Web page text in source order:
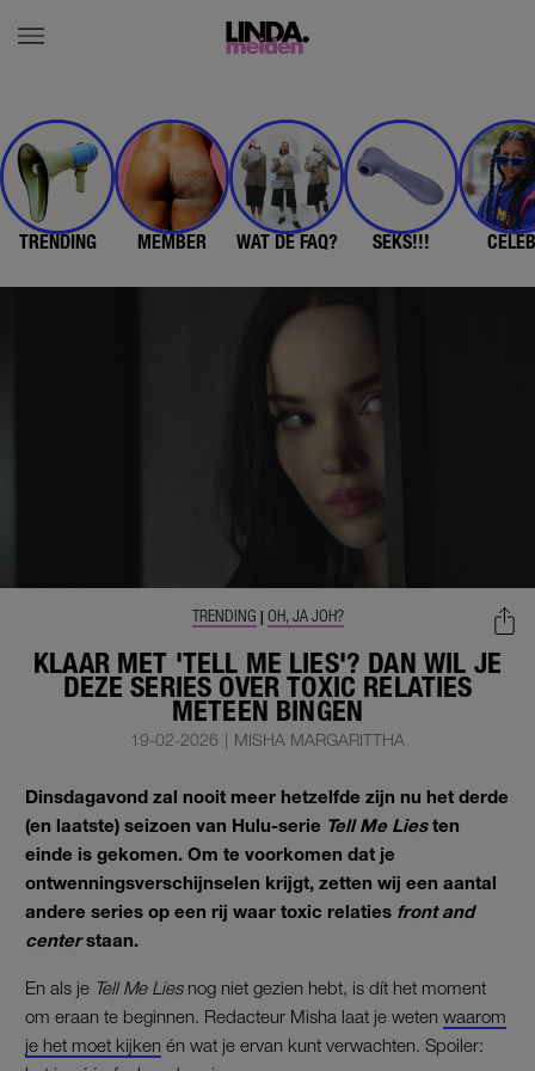
TRENDING MEMBER WAT DE FAQ? SEKS!!!
KLAAR MET 'TELL ME LIES'? DAN WIL JE
DEZE SERIES OVER TOXIC RELATIES
METEEN BINGEN
TRENDING | OH, JA JOH?
19-02-2026 | MISHA MARGARITTHA
Dinsdagavond zal nooit meer hetzelfde zijn nu het derde
(en laatste) seizoen van Hulu-serie Tell Me Liesten
einde is gekomen. Om te voorkomen dat je
ontwenningsverschijnselen krijgt, zetten wij een aantal
andere series op een rij waar toxic relaties front and
centerstaan.
En als je Tell Me Liesnog niet gezien hebt, is dít het moment
om eraan te beginnen. Redacteur Misha laat je weten waarom
je het moet kijken én wat je ervan kunt verwachten. Spoiler: